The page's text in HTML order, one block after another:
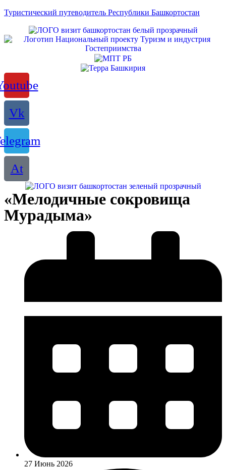
Туристический путеводитель Республики Башкортостан
Vk
At
«Мелодичные сокровища
Мурадыма»
27 Июнь 2026